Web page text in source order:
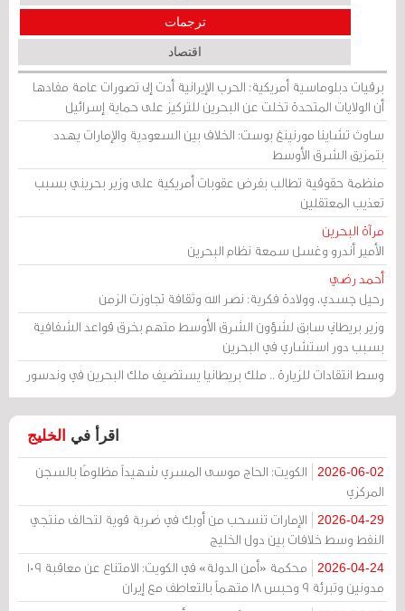
ترجمات
اقتصاد
برقيات دبلوماسية أمريكية: الحرب الإيرانية أدت إلى تصورات عامة مفادها
أن الولايات المتحدة تخلت عن البحرين للتركيز على حماية إسرائيل
ساوث تشاينا مورنينغ بوست: الخلاف بين السعودية والإمارات يهدد
بتمزيق الشرق الأوسط
منظمة حقوقية تطالب بفرض عقوبات أمريكية على وزير بحريني بسبب
تعذيب المعتقلين
مرآة البحرين
الأمير أندرو وغسل سمعة نظام البحرين
أحمد رضي
رحيل جسدي، وولادة فكرية: نصر الله وثقافة تجاوزت الزمن
وزير بريطاني سابق لشؤون الشرق الأوسط متهم بخرق قواعد الشفافية
بسبب دور استشاري في البحرين
وسط انتقادات للزيارة .. ملك بريطانيا يستضيف ملك البحرين في وندسور
اقرأ في الخليج
2026-06-02
الكويت: الحاج موسى المسري شهيداً مظلومًا بالسجن
المركزي
2026-04-29
الإمارات تنسحب من أوبك في ضربة قوية لتحالف منتجي
النفط وسط خلافات بين دول الخليج
2026-04-24
محكمة «أمن الدولة» في الكويت: الامتناع عن معاقبة 109
مدونين وتبرئة 9 وحبس 18 متهماً بالتعاطف مع إيران